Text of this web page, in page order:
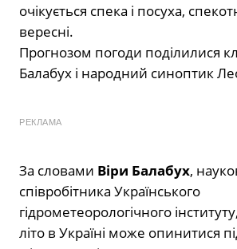
очікується спека і посуха,
вересні.
Прогнозом погоди поділилися
Балабух і народний синоптик
РЕКЛАМА
За словами Віри Балабух,
співробітника Українського
гідрометеорологічного
літо в Україні може опинитися